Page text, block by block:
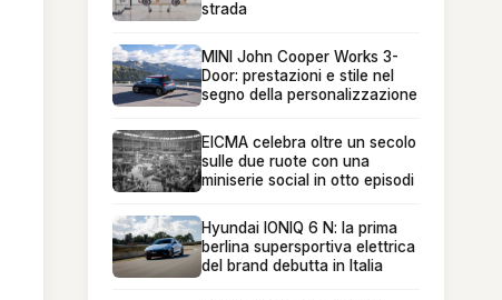
strada
MINI John Cooper Works 3-
Door: prestazioni e stile nel
segno della personalizzazione
EICMA celebra oltre un secolo
sulle due ruote con una
miniserie social in otto episodi
Hyundai IONIQ 6 N: la prima
berlina supersportiva elettrica
del brand debutta in Italia